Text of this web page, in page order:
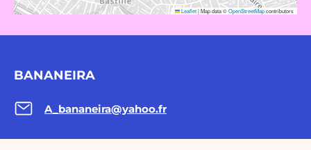
Leaflet|Map data ©OpenStreetMapcontributors
BANANEIRA
A_bananeira@yahoo.fr